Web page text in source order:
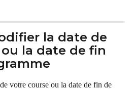
la date de
la date de fin
votre course ou la date de fin de